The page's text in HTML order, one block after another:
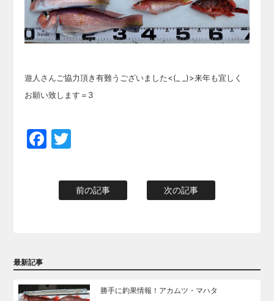
遊人さんご協力頂き有難うございました<(_ _)>来年も宜しく
お願い致します＝3
Facebook
前の記事 次の記事
最新記事
勝手に釣果情報！アカムツ・マハタ